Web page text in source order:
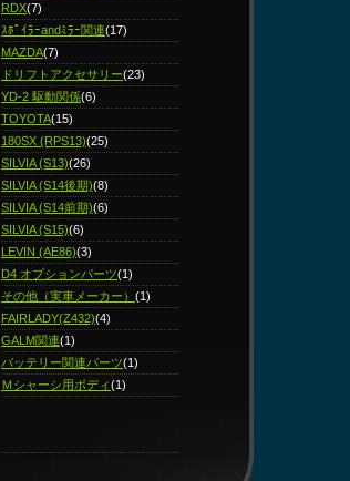
RDX(7)
ｽﾎﾟｲﾗｰandﾐﾗｰ関連(17)
MAZDA(7)
ドリフトアクセサリー(23)
YD-2 駆動関係(6)
TOYOTA(15)
180SX (RPS13)(25)
SILVIA (S13)(26)
SILVIA (S14後期)(8)
SILVIA (S14前期)(6)
SILVIA (S15)(6)
LEVIN (AE86)(3)
D4 オプションパーツ(1)
その他（実車メーカー） (1)
FAIRLADY(Z432)(4)
GALM関連(1)
バッテリー関連パーツ(1)
Ｍシャーシ用ボディ(1)